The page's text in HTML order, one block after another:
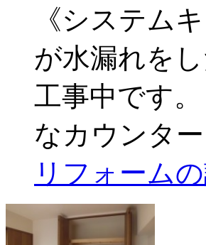
《システム
が水漏れを
工事中です
なカウンタ
リフォーム